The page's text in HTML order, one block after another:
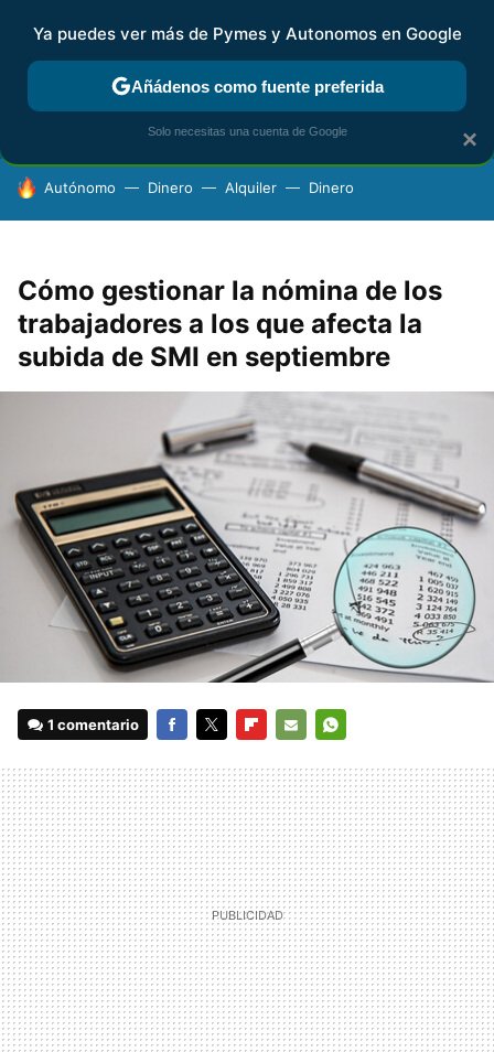
FISCALIDAD Y CONTABILIDAD KIT DIGITAL RENTA
HOY SE HABLA DE
Autónomo Dinero Alquiler Dinero
Cómo gestionar la nómina de los
trabajadores a los que afecta la
subida de SMI en septiembre
1 comentario
MAIL
×
Ya puedes ver más de Pymes y Autonomos en Google
Añádenos como fuente preferida
Solo necesitas una cuenta de Google